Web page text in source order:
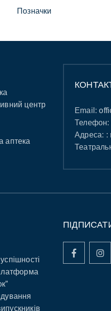
Позначки
центр
аптека
Email:
Телефон:
Адреса: :